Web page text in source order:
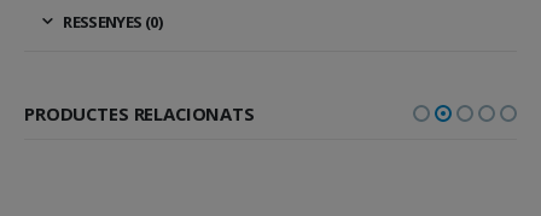
RESSENYES (0)
PRODUCTES RELACIONATS